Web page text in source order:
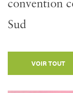
convention
Sud
VOIR TOUT